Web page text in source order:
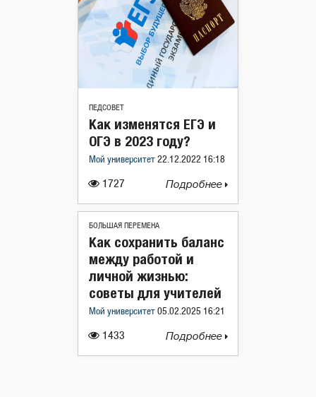
ПЕДСОВЕТ
1727
Как изменятся ЕГЭ и
ОГЭ в 2023 году?
Мой университет 22.12.2022 16:18
Подробнее
БОЛЬШАЯ ПЕРЕМЕНА
1433
Как сохранить баланс
между работой и
личной жизнью:
советы для учителей
Мой университет 05.02.2025 16:21
Подробнее